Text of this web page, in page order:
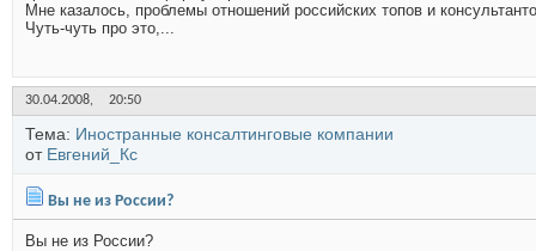
Мне казалось, проблемы отношений российских топов и
Чуть-чуть про это,...
30.04.2008, 20:50
Тема: Иностранные консалтинговые компании
от Евгений_Кс
Вы не из России?
Вы не из России?